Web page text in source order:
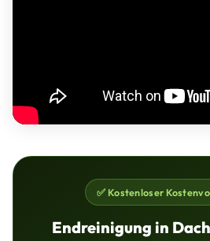
✅ Kostenloser
Endreinigung in